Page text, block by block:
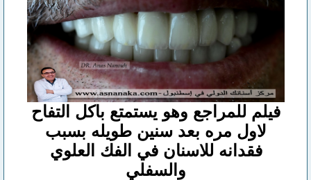
فيلم للمراجع وهو يستمتع باكل التفاح
لاول مره بعد سنين طويله بسبب
فقدانه للاسنان في الفك العلوي
والسفلي